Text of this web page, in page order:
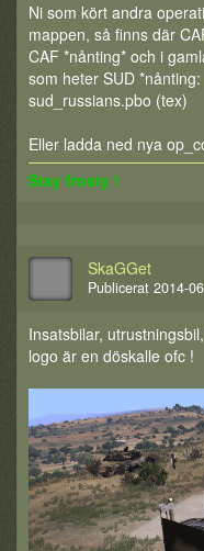
Ni som kört andra
mappen, så finns där
CAF *nånting* och i
som heter SUD *nånting:
sud_russians.pbo (tex)
Eller ladda ned nya
Stay frosty !
SkaGGet
Publicerat 2014-
Insatsbilar,
logo är en döskalle ofc !